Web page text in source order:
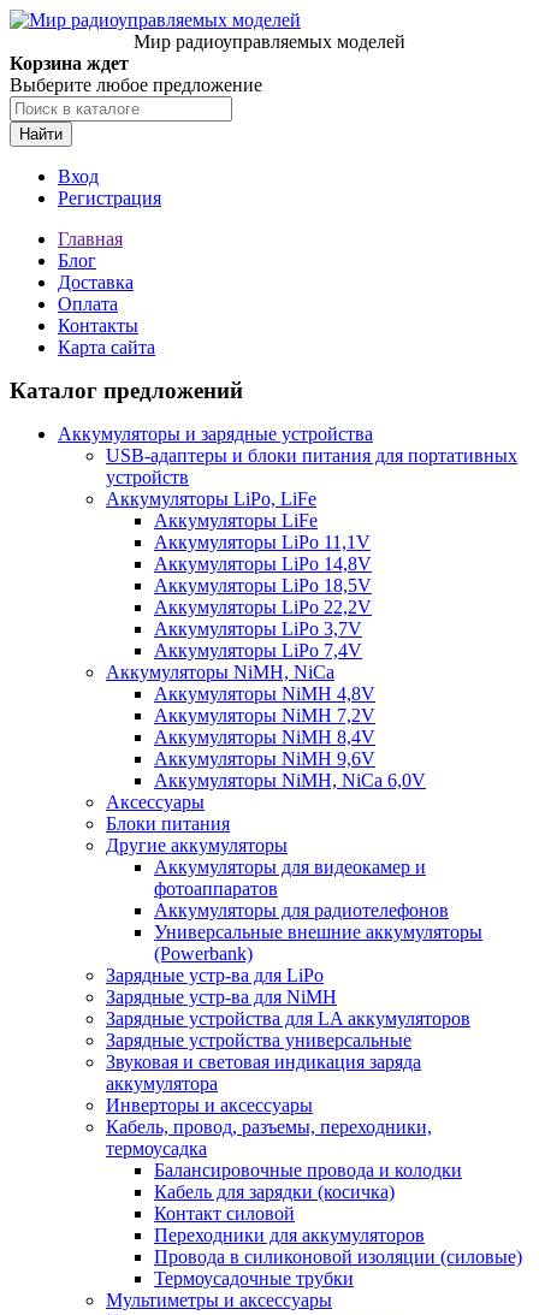
Мир радиоуправляемых моделей
Корзина ждет
Выберите любое предложение
Найти
Вход
Регистрация
Главная
Блог
Доставка
Оплата
Контакты
Карта сайта
Каталог предложений
Аккумуляторы и зарядные устройства
USB-адаптеры и блоки питания для портативных
устройств
Аккумуляторы LiPo, LiFe
Аккумуляторы LiFe
Аккумуляторы LiPo 11,1V
Аккумуляторы LiPo 14,8V
Аккумуляторы LiPo 18,5V
Аккумуляторы LiPo 22,2V
Аккумуляторы LiPo 3,7V
Аккумуляторы LiPo 7,4V
Аккумуляторы NiMH, NiCa
Аккумуляторы NiMH 4,8V
Аккумуляторы NiMH 7,2V
Аккумуляторы NiMH 8,4V
Аккумуляторы NiMH 9,6V
Аккумуляторы NiMH, NiCa 6,0V
Аксессуары
Блоки питания
Другие аккумуляторы
Аккумуляторы для видеокамер и
фотоаппаратов
Аккумуляторы для радиотелефонов
Универсальные внешние аккумуляторы
(Powerbank)
Зарядные устр-ва для LiPo
Зарядные устр-ва для NiMH
Зарядные устройства для LA аккумуляторов
Зарядные устройства универсальные
Звуковая и световая индикация заряда
аккумулятора
Инверторы и аксессуары
Кабель, провод, разъемы, переходники,
термоусадка
Балансировочные провода и колодки
Кабель для зарядки (косичка)
Контакт силовой
Переходники для аккумуляторов
Провода в силиконовой изоляции (силовые)
Термоусадочные трубки
Мультиметры и аксессуары